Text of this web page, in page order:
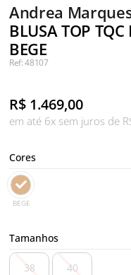
Andrea
BLUSA TOP TQC
BEGE
Ref: 48107
R$ 1.469,00
em até 6x sem juros de
Cores
BEGE
Tamanhos
38 40